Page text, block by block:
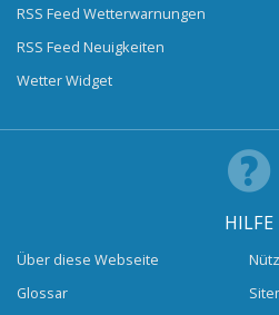
RSS Feed Wetterwarnungen
RSS Feed Neuigkeiten
Wetter Widget
HILFE
Über diese Webseite
Glossar